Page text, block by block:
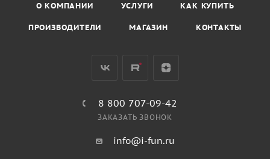
О КОМПАНИИ УСЛУГИ КАК КУПИТЬ
ПРОИЗВОДИТЕЛИ МАГАЗИН КОНТАКТЫ
8 800 707-09-42
ЗАКАЗАТЬ ЗВОНОК
info@i-fun.ru